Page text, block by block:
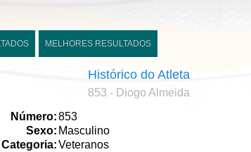
MELHORES RESULTADOS
Histórico do Atleta
853 - Diogo Almeida
Número:853
Sexo: Masculino
Categoria:Veteranos